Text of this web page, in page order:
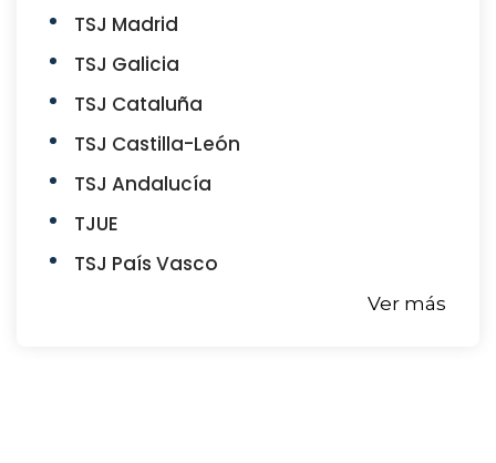
TSJ Madrid
TSJ Galicia
TSJ Cataluña
TSJ Castilla-León
TSJ Andalucía
TJUE
TSJ País Vasco
Ver más